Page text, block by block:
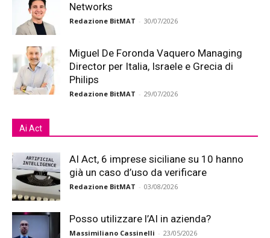
Networks
Redazione BitMAT - 30/07/2026
Miguel De Foronda Vaquero Managing
Director per Italia, Israele e Grecia di
Philips
Redazione BitMAT - 29/07/2026
Ai Act
AI Act, 6 imprese siciliane su 10 hanno
già un caso d’uso da verificare
Redazione BitMAT - 03/08/2026
Posso utilizzare l’AI in azienda?
Massimiliano Cassinelli - 23/05/2026